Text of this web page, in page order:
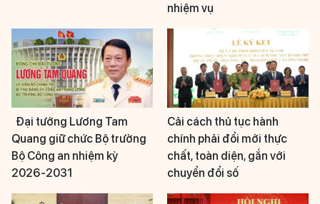
nhiệm vụ
Đại tướng Lương Tam
Quang giữ chức Bộ trưởng
Bộ Công an nhiệm kỳ
2026-2031
Cải cách thủ tục hành
chính phải đổi mới thực
chất, toàn diện, gắn với
chuyển đổi số